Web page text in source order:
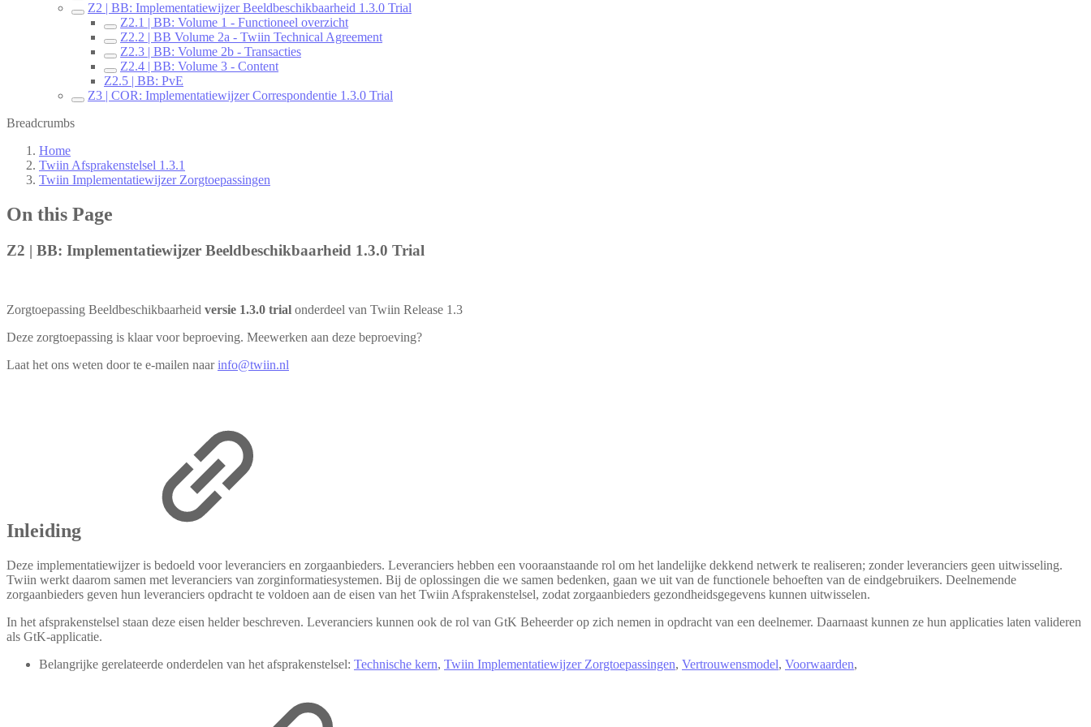
Z2 | BB: Implementatiewijzer Beeldbeschikbaarheid 1.3.0 Trial
Z2.1 | BB: Volume 1 - Functioneel overzicht
Z2.2 | BB Volume 2a - Twiin Technical Agreement
Z2.3 | BB: Volume 2b - Transacties
Z2.4 | BB: Volume 3 - Content
Z2.5 | BB: PvE
Z3 | COR: Implementatiewijzer Correspondentie 1.3.0 Trial
Breadcrumbs
Home
Twiin Afsprakenstelsel 1.3.1
Twiin Implementatiewijzer Zorgtoepassingen
On this Page
Z2 | BB: Implementatiewijzer Beeldbeschikbaarheid 1.3.0 Trial
Zorgtoepassing Beeldbeschikbaarheid versie 1.3.0 trial onderdeel van Twiin Release 1.3
Deze zorgtoepassing is klaar voor beproeving. Meewerken aan deze beproeving?
Laat het ons weten door te e-mailen naarinfo@twiin.nl
Inleiding
Deze implementatiewijzer is bedoeld voor leveranciers en zorgaanbieders. Leveranciers hebben een vooraanstaande rol om het landelijke dekkend netwerk te realiseren; zonder leveranciers geen uitwisseling.
Twiin werkt daarom samen met leveranciers van zorginformatiesystemen. Bij de oplossingen die we samen bedenken, gaan we uit van de functionele behoeften van de eindgebruikers. Deelnemende
zorgaanbieders geven hun leveranciers opdracht te voldoen aan de eisen van het Twiin Afsprakenstelsel, zodat zorgaanbieders gezondheidsgegevens kunnen uitwisselen.
In het afsprakenstelsel staan deze eisen helder beschreven. Leveranciers kunnen ook de rol van GtK Beheerder op zich nemen in opdracht van een deelnemer. Daarnaast kunnen ze hun applicaties laten valideren
als GtK-applicatie.
Belangrijke gerelateerde onderdelen van het afsprakenstelsel: Technische kern, Twiin Implementatiewijzer Zorgtoepassingen, Vertrouwensmodel, Voorwaarden,